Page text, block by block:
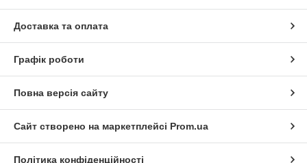
Доставка та оплата
Графік роботи
Повна версія сайту
Сайт створено на маркетплейсі Prom.ua
Політика конфіденційності